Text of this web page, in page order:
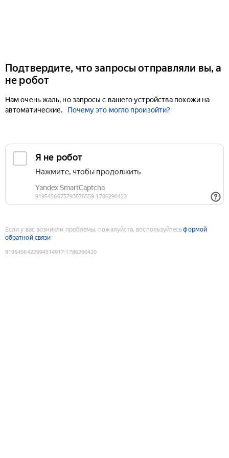
Подтвердите, что запросы отправляли вы, а
не робот
Нам очень жаль, но запросы с вашего устройства похожи на
автоматические.
Почему это могло произойти?
Если у вас возникли проблемы, пожалуйста, воспользуйтесьформой
обратной связи
9195456422994514917:1786290420